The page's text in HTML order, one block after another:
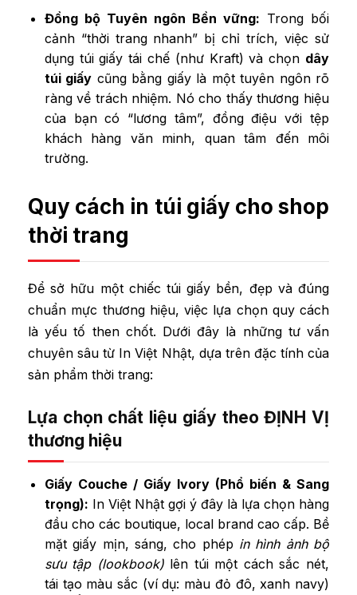
Đồng bộ Tuyên ngôn Bền vững: Trong bối
cảnh “thời trang nhanh” bị chỉ trích, việc sử
dụng túi giấy tái chế (như Kraft) và chọn dây
túi giấy cũng bằng giấy là một tuyên ngôn rõ
ràng về trách nhiệm. Nó cho thấy thương hiệu
của bạn có “lương tâm”, đồng điệu với tệp
khách hàng văn minh, quan tâm đến môi
trường.
Quy cách in túi giấy cho shop
thời trang
Để sở hữu một chiếc túi giấy bền, đẹp và đúng
chuẩn mực thương hiệu, việc lựa chọn quy cách
là yếu tố then chốt. Dưới đây là những tư vấn
chuyên sâu từ In Việt Nhật, dựa trên đặc tính của
sản phẩm thời trang:
Lựa chọn chất liệu giấy theo ĐỊNH VỊ
thương hiệu
Giấy Couche / Giấy Ivory (Phổ biến & Sang
trọng): In Việt Nhật gợi ý đây là lựa chọn hàng
đầu cho các boutique, local brand cao cấp. Bề
mặt giấy mịn, sáng, cho phép in hình ảnh bộ
sưu tập (lookbook)lên túi một cách sắc nét,
tái tạo màu sắc (ví dụ: màu đỏ đô, xanh navy)